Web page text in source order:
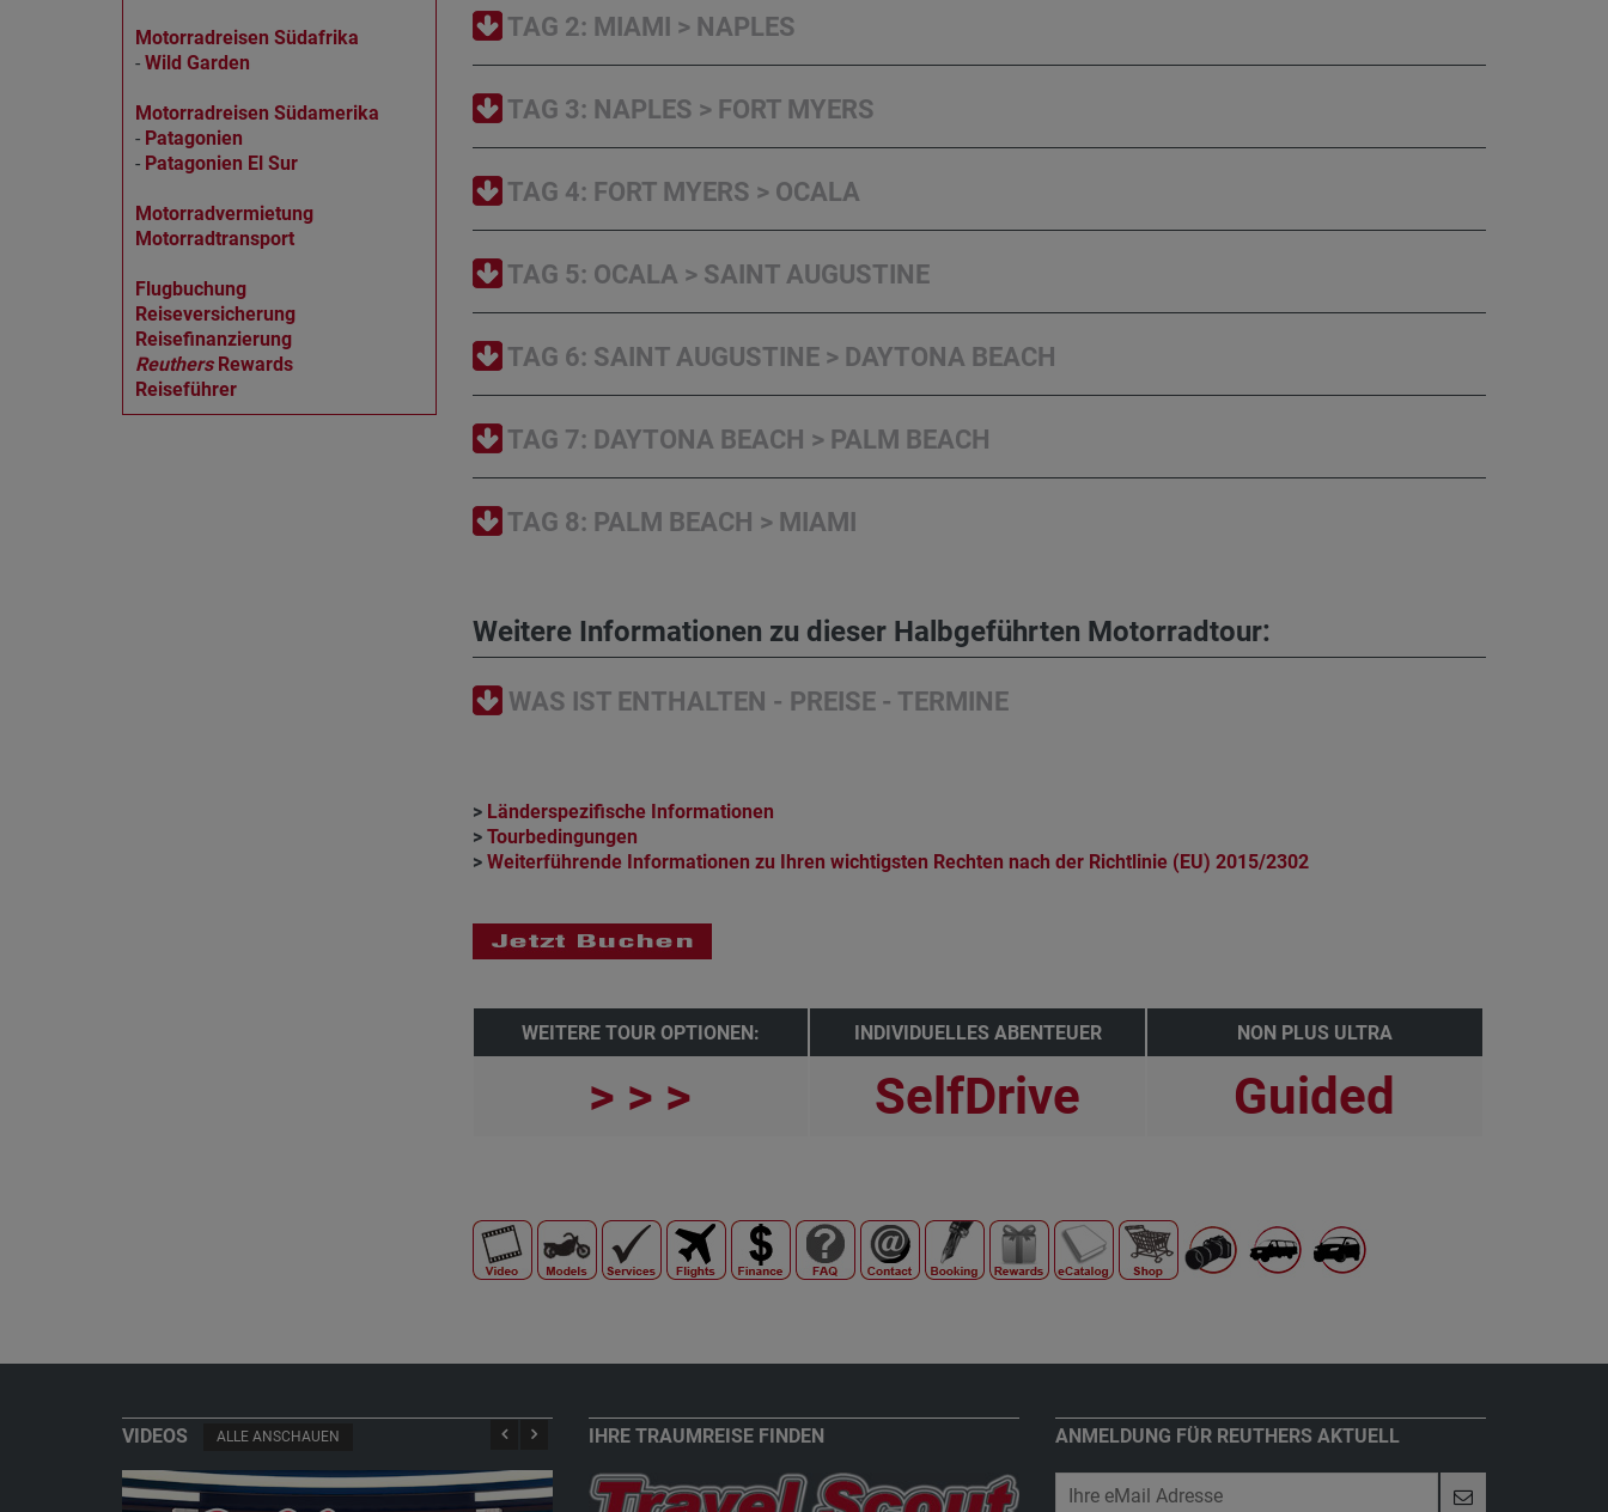
Motorradreisen Südafrika
- Wild Garden
Motorradreisen Südamerika
- Patagonien
- Patagonien El Sur
Motorradvermietung
Motorradtransport
Flugbuchung
Reiseversicherung
Reisefinanzierung
ReuthersRewards
Reiseführer
TAG 2: MIAMI > NAPLES
TAG 3: NAPLES > FORT MYERS
TAG 4: FORT MYERS > OCALA
TAG 5: OCALA > SAINT AUGUSTINE
TAG 6: SAINT AUGUSTINE > DAYTONA BEACH
TAG 7: DAYTONA BEACH > PALM BEACH
TAG 8: PALM BEACH > MIAMI
Weitere Informationen zu dieser Halbgeführten Motorradtour:
WAS IST ENTHALTEN - PREISE - TERMINE
> Länderspezifische Informationen
> Tourbedingungen
> Weiterführende Informationen zu Ihren wichtigsten Rechten nach der Richtlinie (EU) 2015/2302
WEITERE TOUR OPTIONEN:
> > >
INDIVIDUELLES ABENTEUER
SelfDrive
NON PLUS ULTRA
Guided
VIDEOS ALLE ANSCHAUEN IHRE TRAUMREISE FINDEN ANMELDUNG FÜR REUTHERS AKTUELL